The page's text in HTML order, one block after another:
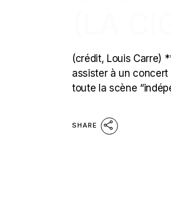
(crédit, Louis Carre)
assister à un concert
toute la scène
SHARE